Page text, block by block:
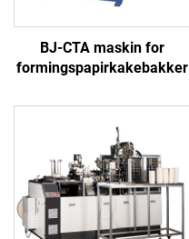
BJ-CTA maskin for
formingspapirkakebakker